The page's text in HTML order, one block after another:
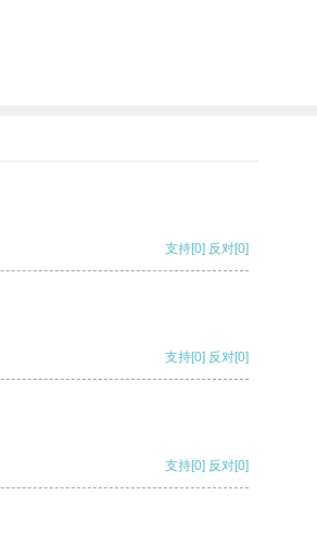
支持[0] 反对[0]
支持[0] 反对[0]
支持[0] 反对[0]